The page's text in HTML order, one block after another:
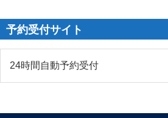
予約受付サイト
24時間自動予約受付